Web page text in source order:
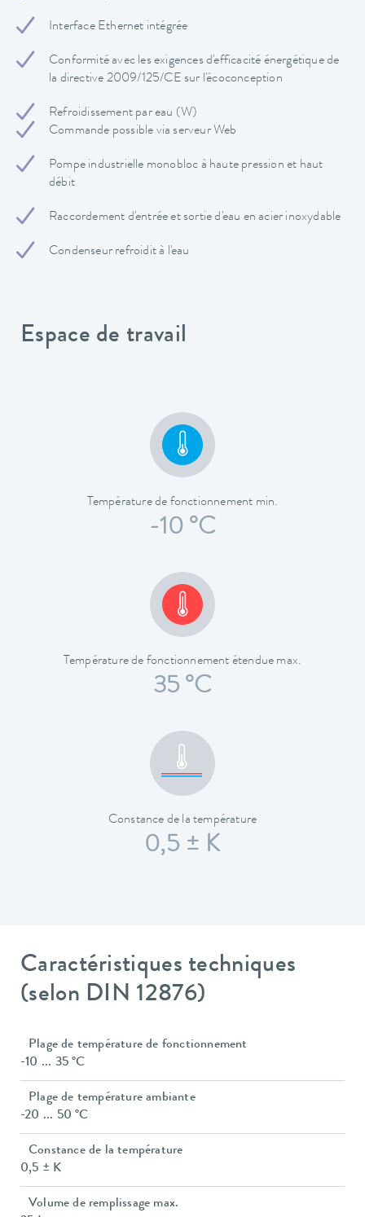
Interface Ethernet intégrée
Conformité avec les exigences d'efficacité énergétique de
la directive 2009/125/CE sur l'écoconception
Refroidissement par eau (W)
Commande possible via serveur Web
Pompe industrielle monobloc à haute pression et haut
débit
Raccordement d'entrée et sortie d'eau en acier inoxydable
Condenseur refroidit à l'eau
Espace de travail
Température de fonctionnement min.
-10 °C
Température de fonctionnement étendue max.
35 °C
Constance de la température
0,5 ± K
Caractéristiques techniques
(selon DIN 12876)
Plage de température de fonctionnement
-10 ... 35 °C
Plage de température ambiante
-20 ... 50 °C
Constance de la température
0,5 ± K
Volume de remplissage max.